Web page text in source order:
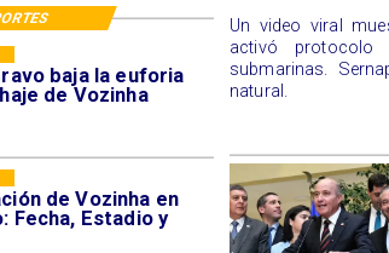
baja la euforia
de Vozinha
de Vozinha en
Fecha, Estadio y
Un video viral
activó protocolo
submarinas.
natural.